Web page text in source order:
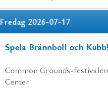
Fredag 2026-07-17
Spela Brännboll och Kubb!
Common Grounds-
Center